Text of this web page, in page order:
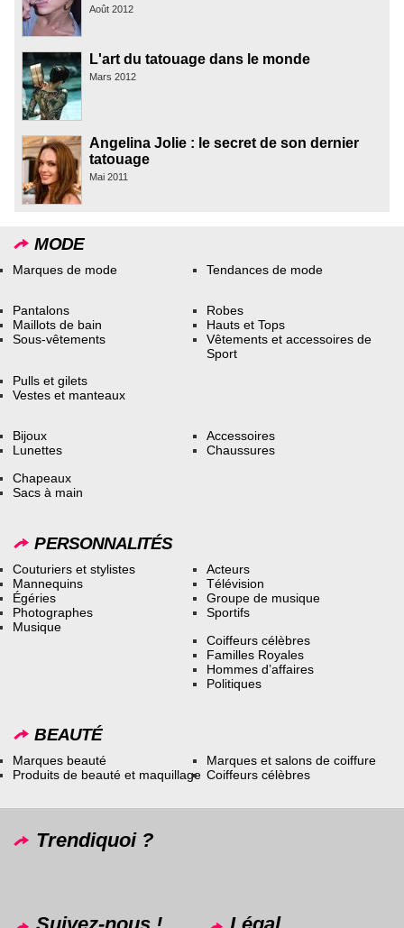
Août 2012
L'art du tatouage dans le monde
Mars 2012
Angelina Jolie : le secret de son dernier
tatouage
Mai 2011
MODE
Marques de mode Tendances de mode
Pantalons
Maillots de bain
Sous-vêtements
Robes
Hauts et Tops
Vêtements et accessoires de
Sport
Pulls et gilets
Vestes et manteaux
Bijoux
Lunettes
Accessoires
Chaussures
Chapeaux
Sacs à main
PERSONNALITÉS
Couturiers et stylistes
Mannequins
Égéries
Photographes
Musique
Acteurs
Télévision
Groupe de musique
Sportifs
Coiffeurs célèbres
Familles Royales
Hommes d’affaires
Politiques
BEAUTÉ
Marques beauté
Produits de beauté et maquillage
Marques et salons de coiffure
Coiffeurs célèbres
Trendiquoi ?